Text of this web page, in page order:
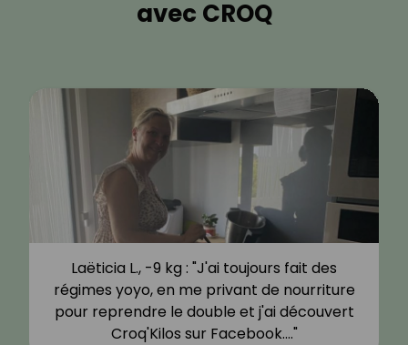
avec CROQ
Laëticia L., -9 kg : "J'ai toujours fait des
régimes yoyo, en me privant de nourriture
pour reprendre le double et j'ai découvert
Croq'Kilos sur Facebook.…"